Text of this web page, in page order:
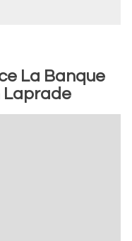
La Banque
Laprade